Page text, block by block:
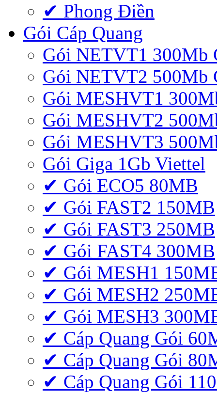
✔ Phong Điền
Gói Cáp Quang
Gói NETVT1 300Mb
Gói NETVT2 500Mb
Gói MESHVT1
Gói MESHVT2
Gói MESHVT3
Gói Giga 1Gb Viettel
✔ Gói ECO5 80MB
✔ Gói FAST2 150MB
✔ Gói FAST3 250MB
✔ Gói FAST4 300MB
✔ Gói MESH1
✔ Gói MESH2
✔ Gói MESH3
✔ Cáp Quang Gói
✔ Cáp Quang Gói
✔ Cáp Quang Gói